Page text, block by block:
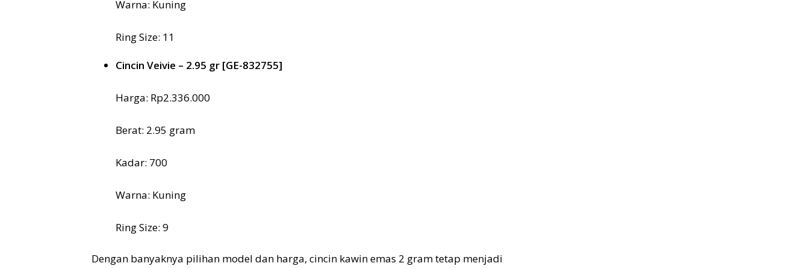
Warna: Kuning
Ring Size: 11
Cincin Veivie – 2.95 gr [GE-832755]
Harga: Rp2.336.000
Berat: 2.95 gram
Kadar: 700
Warna: Kuning
Ring Size: 9
Dengan banyaknya pilihan model dan harga, cincin kawin emas 2 gram tetap menjadi